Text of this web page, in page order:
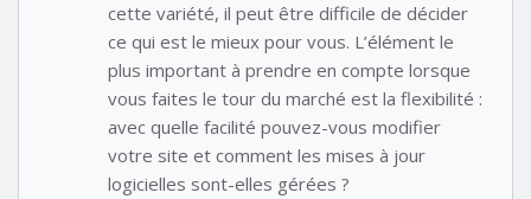
cette variété, il peut être difficile de décider
ce qui est le mieux pour vous. L’élément le
plus important à prendre en compte lorsque
vous faites le tour du marché est la flexibilité :
avec quelle facilité pouvez-vous modifier
votre site et comment les mises à jour
logicielles sont-elles gérées ?